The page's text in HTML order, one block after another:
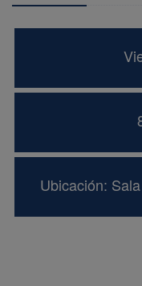
Ubicación: